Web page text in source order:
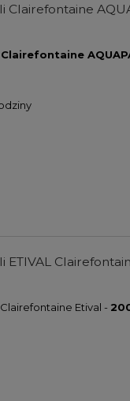
Clairefontaine Etival -